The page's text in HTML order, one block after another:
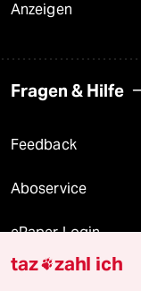
Anzeigen
Fragen & Hilfe
Feedback
Aboservice
ePaper Login
Downloads für
taz zahl ich